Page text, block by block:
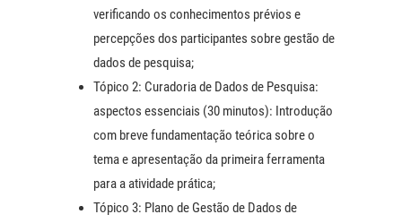
verificando os conhecimentos prévios e
percepções dos participantes sobre gestão de
dados de pesquisa;
Tópico 2: Curadoria de Dados de Pesquisa:
aspectos essenciais (30 minutos): Introdução
com breve fundamentação teórica sobre o
tema e apresentação da primeira ferramenta
para a atividade prática;
Tópico 3: Plano de Gestão de Dados de